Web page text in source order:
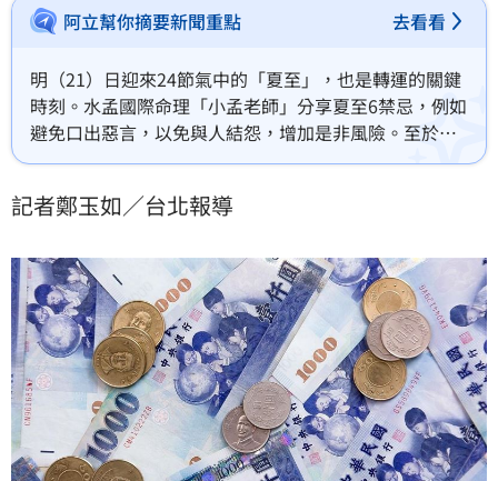
阿立幫你摘要新聞重點 去看看
明（21）日迎來24節氣中的「夏至」，也是轉運的關鍵
時刻。水孟國際命理「小孟老師」分享夏至6禁忌，例如
避免口出惡言，以免與人結怨，增加是非風險。至於開
運方面，他建議可嘗試「借日旺運法」，把握中午黃金
運。
記者鄭玉如／台北報導